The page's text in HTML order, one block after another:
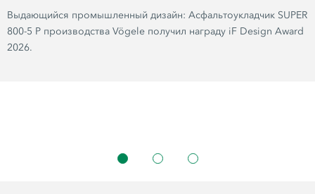
Выдающийся промышленный дизайн: Асфальтоукладчик SUPER
800-5 P производства Vögele получил награду iF Design Award
2026.